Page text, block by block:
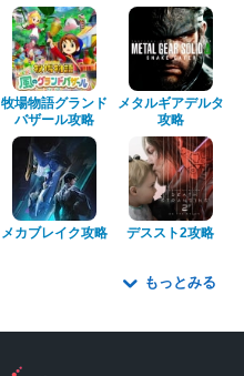
牧場物語グランド
バザール攻略
メタルギアデルタ
攻略
メカブレイク攻略 デススト2攻略
もっとみる